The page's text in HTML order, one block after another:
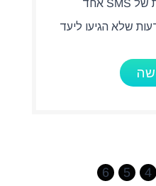
שלא הגיעו ליעד
4
5
6